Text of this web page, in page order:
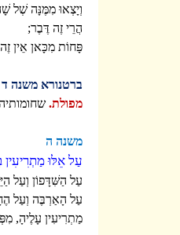
וְיָצְאוּ מִמֶּנָּה שְׁל
הֲרֵי זֶה דֶּבֶר;
פָּחוֹת מִכָּאן אֵין
ברטנורא משנה ד
מפולת.
משנה ה
עַל אֵלּוּ
עַל הַשִּׁדָּפוֹן וְעַל
עַל הָאַרְבֶּה וְעַל
מַתְרִיעִין עָלֶיהָ,